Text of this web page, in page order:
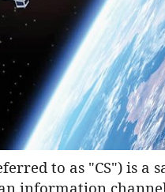
to as "CS") is
information